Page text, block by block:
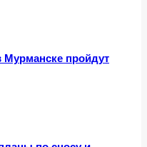
Мурманске пройдут